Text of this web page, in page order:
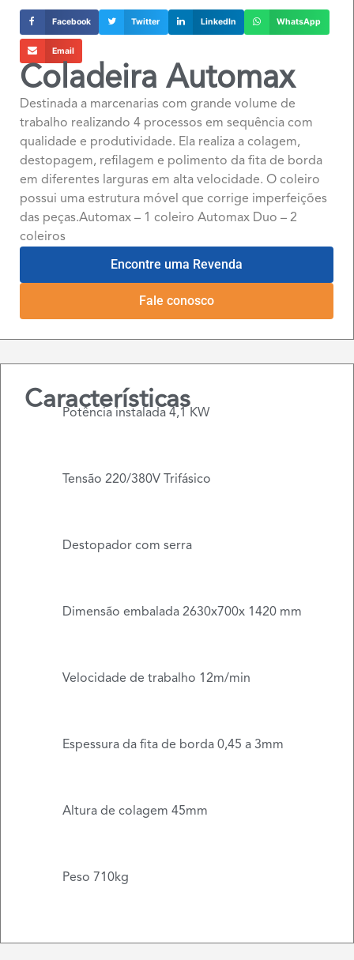
Facebook Twitter LinkedIn WhatsApp
Email
Coladeira Automax
Destinada a marcenarias com grande volume de
trabalho realizando 4 processos em sequência com
qualidade e produtividade. Ela realiza a colagem,
destopagem, refilagem e polimento da fita de borda
em diferentes larguras em alta velocidade. O coleiro
possui uma estrutura móvel que corrige imperfeições
das peças.Automax – 1 coleiro Automax Duo – 2
coleiros
Encontre uma Revenda
Fale conosco
Características
Potência instalada 4,1 KW
Tensão 220/380V Trifásico
Destopador com serra
Dimensão embalada 2630x700x 1420 mm
Velocidade de trabalho 12m/min
Espessura da fita de borda 0,45 a 3mm
Altura de colagem 45mm
Peso 710kg